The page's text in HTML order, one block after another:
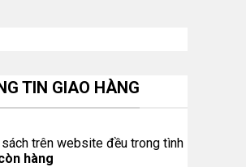
TIN GIAO HÀNG
trên website đều trong tình
hàng